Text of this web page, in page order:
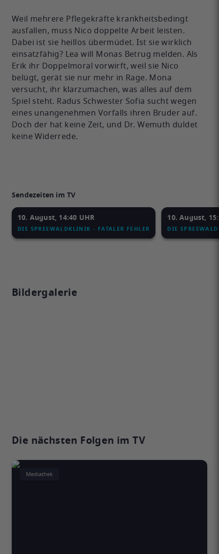
Weil mehrere Pflegekräfte krankheitsbedingt
ausfallen, muss Nico doppelte Arbeit leisten.
Dabei ist sie heillos übermüdet. Ist sie wirklich
einsatzfähig? Lea will Monas Betrug melden. Als
Erik ihr Doppelmoral vorwirft, weil sie Nico
belügt, gerät sie nur mehr in Rage. Mona
versucht, ihr klarzumachen, was alles auf dem
Spiel steht. Radus Schwester Sofia sucht wegen
eines unangenehmen Vorfalls ihren Bruder auf.
Doch der hat keine Zeit, und Dr. Wemuth duldet
keine Widerrede.
Sendezeiten im TV
10. August, 14:40 UHR
DIE SPREEWALDKLINIK - FATALER FEHLER
10. August,
DIE
Bildergalerie
Die nächsten Folgen im TV
Mediathek